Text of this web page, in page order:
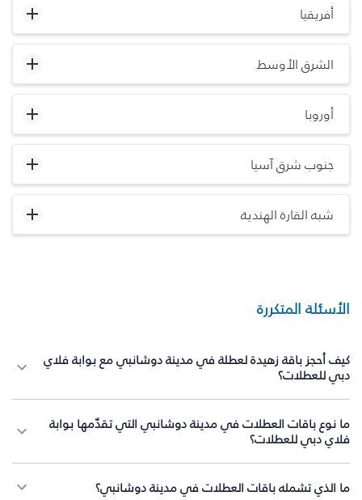
أفريقيا
الشرق الأوسط
أوروبا
جنوب شرق آسيا
شبه القارة الهندية
الأسئلة المتكررة
كيف أحجز باقة زهيدة لعطلة في مدينة دوشانبي مع بوابة فلاي
دبي للعطلات؟
ما نوع باقات العطلات في مدينة دوشانبي التي تقدّمها بوابة
فلاي دبي للعطلات؟
ما الذي تشمله باقات العطلات في مدينة دوشانبي؟